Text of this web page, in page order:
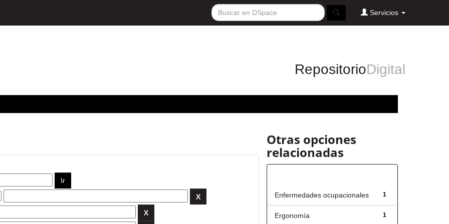
Servicios
RepositorioDigital
Otras opciones
relacionadas
1
Enfermedades ocupacionales
1
Ergonomía